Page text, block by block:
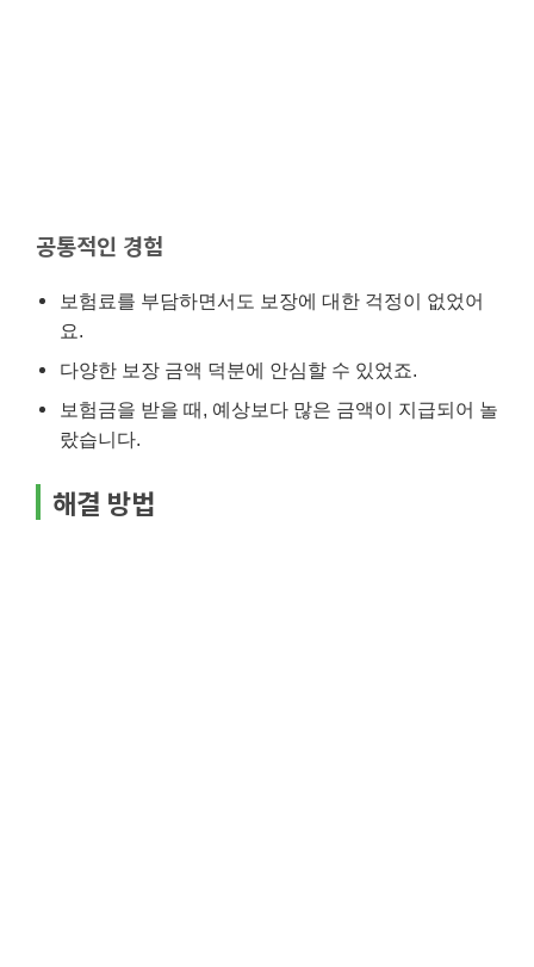
공통적인 경험
보험료를 부담하면서도 보장에 대한 걱정이 없었어
요.
다양한 보장 금액 덕분에 안심할 수 있었죠.
보험금을 받을 때, 예상보다 많은 금액이 지급되어 놀
랐습니다.
해결 방법